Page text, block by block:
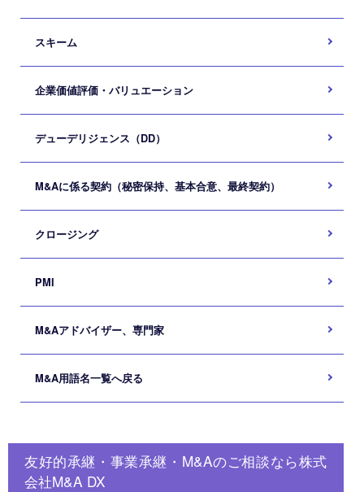
スキーム
企業価値評価・バリュエーション
デューデリジェンス（DD）
M&Aに係る契約（秘密保持、基本合意、最終契約）
クロージング
PMI
M&Aアドバイザー、専門家
M&A用語名一覧へ戻る
友好的承継・事業承継・M&Aのご相談なら株式
会社M&A DX